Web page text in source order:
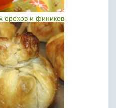
орехов и фиников